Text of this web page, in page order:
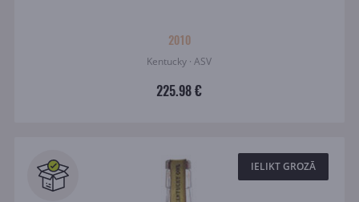
2010
Kentucky · ASV
225.98 €
IELIKT GROZĀ